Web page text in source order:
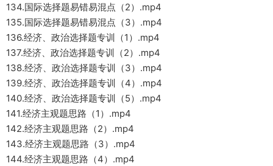
134.国际选择题易错易混点（2）.mp4
135.国际选择题易错易混点（3）.mp4
136.经济、政治选择题专训（1）.mp4
137.经济、政治选择题专训（2）.mp4
138.经济、政治选择题专训（3）.mp4
139.经济、政治选择题专训（4）.mp4
140.经济、政治选择题专训（5）.mp4
141.经济主观题思路（1）.mp4
142.经济主观题思路（2）.mp4
143.经济主观题思路（3）.mp4
144.经济主观题思路（4）.mp4